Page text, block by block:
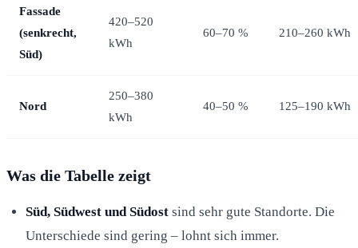
Fassade
(senkrecht,
Süd)
420–520
kWh
60–70 % 210–260 kWh
Nord
250–380
kWh
40–50 % 125–190 kWh
Was die Tabelle zeigt
Süd, Südwest und Südost sind sehr gute Standorte. Die
Unterschiede sind gering – lohnt sich immer.